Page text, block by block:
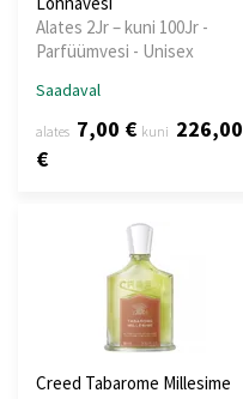
Alates 2Jr – kuni 100Jr -
Parfüümvesi - Unisex
Saadaval
alates 7,00 € kuni 226,00
€
Creed Tabarome Millesime